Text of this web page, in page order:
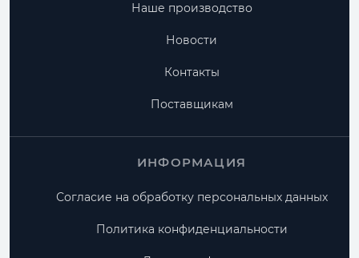
Наше производство
Новости
Контакты
Поставщикам
ИНФОРМАЦИЯ
Согласие на обработку персональных данных
Политика конфиденциальности